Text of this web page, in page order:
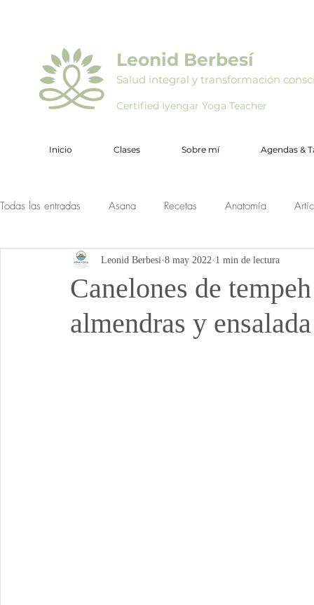
Leonid Berbesí
Certified Iyengar Yoga Teacher
Salud integral y transformación
Inicio Clases Sobre mí Agendas &
Todas las entradas Asana Recetas Anatomía
Canelones de
almendras y
Leonid Berbesi 8 may 2022 1 min de lectura